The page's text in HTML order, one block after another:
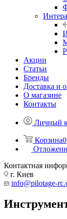
Акции
Статьи
Бренды
Доставка и
О магазине
Контакты
Личный
Корзина0
Контактная
г. Киев
info@pilotage-